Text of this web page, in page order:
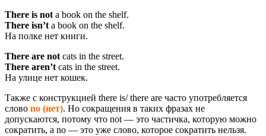
There is not a book on the shelf.
There isn’t a book on the shelf.
На полке нет книги.
There are not cats in the street.
There aren’t cats in the street.
На улице нет кошек.
Также с конструкцией there is/ there are часто употребляется
слово no (нет). Но сокращения в таких фразах не
допускаются, потому что not — это частичка, которую можно
сократить, а no — это уже слово, которое сократить нельзя.